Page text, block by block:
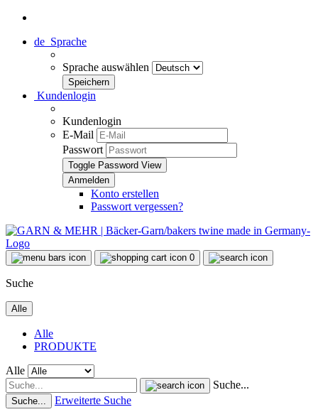
de Sprache
Sprache auswählen
Kundenlogin
Kundenlogin
E-Mail
Passwort
Toggle Password View
Konto erstellen
Passwort vergessen?
0
Suche
Alle
Alle
PRODUKTE
Alle
Suche...
Suche... Erweiterte Suche